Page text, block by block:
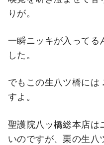
りが。
一瞬ニッキが入ってる
した。
でもこの生八ツ橋には
すよ。
聖護院八ッ橋総本店は
いのですが、栗の生八